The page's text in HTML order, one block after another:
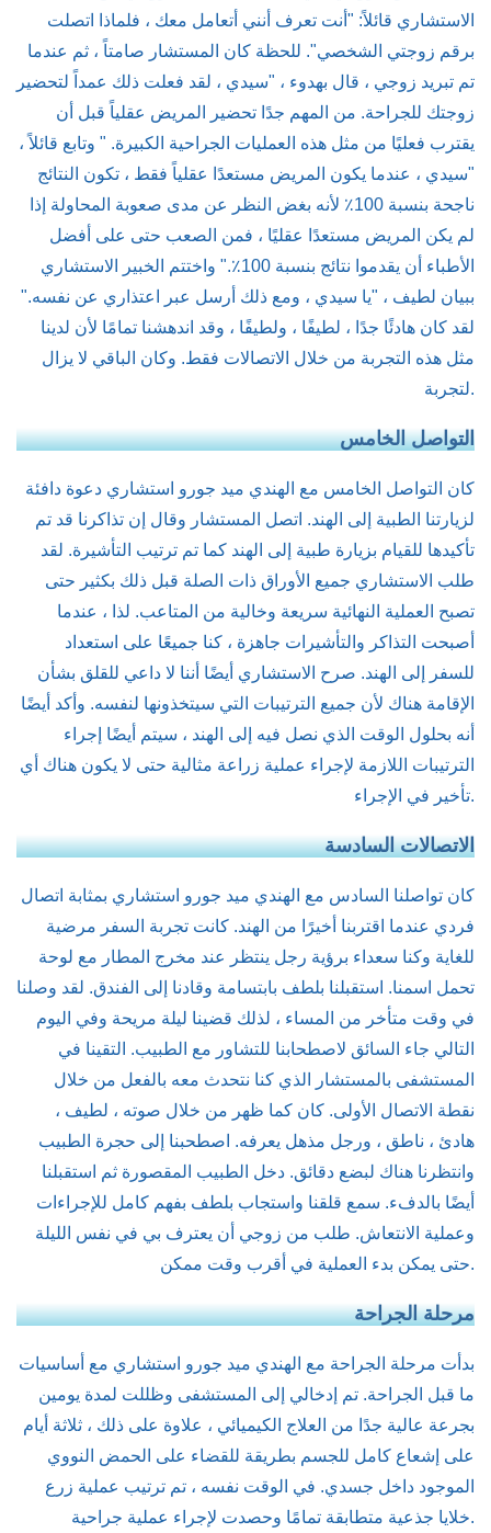
الاستشاري قائلاً: "أنت تعرف أنني أتعامل معك ، فلماذا اتصلت
برقم زوجتي الشخصي". للحظة كان المستشار صامتاً ، ثم عندما
تم تبريد زوجي ، قال بهدوء ، "سيدي ، لقد فعلت ذلك عمداً لتحضير
زوجتك للجراحة. من المهم جدًا تحضير المريض عقلياً قبل أن
يقترب فعليًا من مثل هذه العمليات الجراحية الكبيرة. " وتابع قائلاً ،
"سيدي ، عندما يكون المريض مستعدًا عقلياً فقط ، تكون النتائج
ناجحة بنسبة 100٪ لأنه بغض النظر عن مدى صعوبة المحاولة إذا
لم يكن المريض مستعدًا عقليًا ، فمن الصعب حتى على أفضل
الأطباء أن يقدموا نتائج بنسبة 100٪." واختتم الخبير الاستشاري
ببيان لطيف ، "يا سيدي ، ومع ذلك أرسل عبر اعتذاري عن نفسه."
لقد كان هادئًا جدًا ، لطيفًا ، ولطيفًا ، وقد اندهشنا تمامًا لأن لدينا
مثل هذه التجربة من خلال الاتصالات فقط. وكان الباقي لا يزال
لتجربة.
التواصل الخامس
كان التواصل الخامس مع الهندي ميد جورو استشاري دعوة دافئة
لزيارتنا الطبية إلى الهند. اتصل المستشار وقال إن تذاكرنا قد تم
تأكيدها للقيام بزيارة طبية إلى الهند كما تم ترتيب التأشيرة. لقد
طلب الاستشاري جميع الأوراق ذات الصلة قبل ذلك بكثير حتى
تصبح العملية النهائية سريعة وخالية من المتاعب. لذا ، عندما
أصبحت التذاكر والتأشيرات جاهزة ، كنا جميعًا على استعداد
للسفر إلى الهند. صرح الاستشاري أيضًا أننا لا داعي للقلق بشأن
الإقامة هناك لأن جميع الترتيبات التي سيتخذونها لنفسه. وأكد أيضًا
أنه بحلول الوقت الذي نصل فيه إلى الهند ، سيتم أيضًا إجراء
الترتيبات اللازمة لإجراء عملية زراعة مثالية حتى لا يكون هناك أي
تأخير في الإجراء.
الاتصالات السادسة
كان تواصلنا السادس مع الهندي ميد جورو استشاري بمثابة اتصال
فردي عندما اقتربنا أخيرًا من الهند. كانت تجربة السفر مرضية
للغاية وكنا سعداء برؤية رجل ينتظر عند مخرج المطار مع لوحة
تحمل اسمنا. استقبلنا بلطف بابتسامة وقادنا إلى الفندق. لقد وصلنا
في وقت متأخر من المساء ، لذلك قضينا ليلة مريحة وفي اليوم
التالي جاء السائق لاصطحابنا للتشاور مع الطبيب. التقينا في
المستشفى بالمستشار الذي كنا نتحدث معه بالفعل من خلال
نقطة الاتصال الأولى. كان كما ظهر من خلال صوته ، لطيف ،
هادئ ، ناطق ، ورجل مذهل يعرفه. اصطحبنا إلى حجرة الطبيب
وانتظرنا هناك لبضع دقائق. دخل الطبيب المقصورة ثم استقبلنا
أيضًا بالدفء. سمع قلقنا واستجاب بلطف بفهم كامل للإجراءات
وعملية الانتعاش. طلب من زوجي أن يعترف بي في نفس الليلة
حتى يمكن بدء العملية في أقرب وقت ممكن.
مرحلة الجراحة
بدأت مرحلة الجراحة مع الهندي ميد جورو استشاري مع أساسيات
ما قبل الجراحة. تم إدخالي إلى المستشفى وظللت لمدة يومين
بجرعة عالية جدًا من العلاج الكيميائي ، علاوة على ذلك ، ثلاثة أيام
على إشعاع كامل للجسم بطريقة للقضاء على الحمض النووي
الموجود داخل جسدي. في الوقت نفسه ، تم ترتيب عملية زرع
خلايا جذعية متطابقة تمامًا وحصدت لإجراء عملية جراحية.